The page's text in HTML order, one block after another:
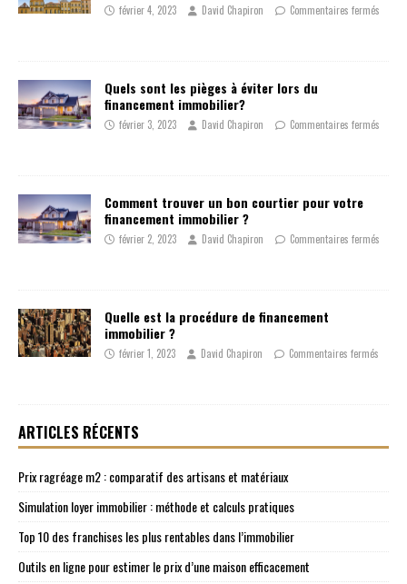
février 4, 2023 David Chapiron Commentaires fermés
Quels sont les pièges à éviter lors du
financement immobilier?
février 3, 2023 David Chapiron Commentaires fermés
Comment trouver un bon courtier pour votre
financement immobilier ?
février 2, 2023 David Chapiron Commentaires fermés
Quelle est la procédure de financement
immobilier ?
février 1, 2023 David Chapiron Commentaires fermés
ARTICLES RÉCENTS
Prix ragréage m2 : comparatif des artisans et matériaux
Simulation loyer immobilier : méthode et calculs pratiques
Top 10 des franchises les plus rentables dans l’immobilier
Outils en ligne pour estimer le prix d’une maison efficacement